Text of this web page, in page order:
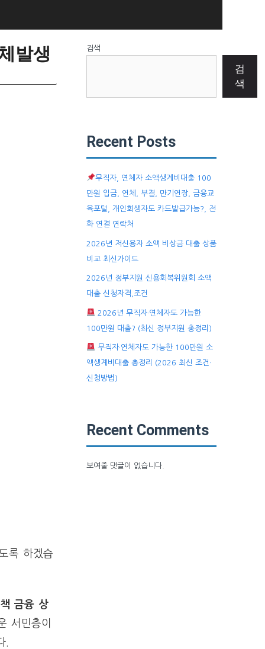
발생
록 하겠습
금융 상
서민층이
.
검색
검
색
Recent Posts
무직자, 연체자 소액생계비대출 100
만원 입금, 연체, 부결, 만기연장, 금융교
육포털, 개인회생자도 카드발급가능?, 전
화 연결 연락처
2026년 저신용자 소액 비상금 대출 상품
비교 최신가이드
2026년 정부지원 신용회복위원회 소액
대출 신청자격,조건
2026년 무직자·연체자도 가능한
100만원 대출? (최신 정부지원 총정리)
무직자·연체자도 가능한 100만원 소
액생계비대출 총정리 (2026 최신 조건·
신청방법)
Recent Comments
보여줄 댓글이 없습니다.